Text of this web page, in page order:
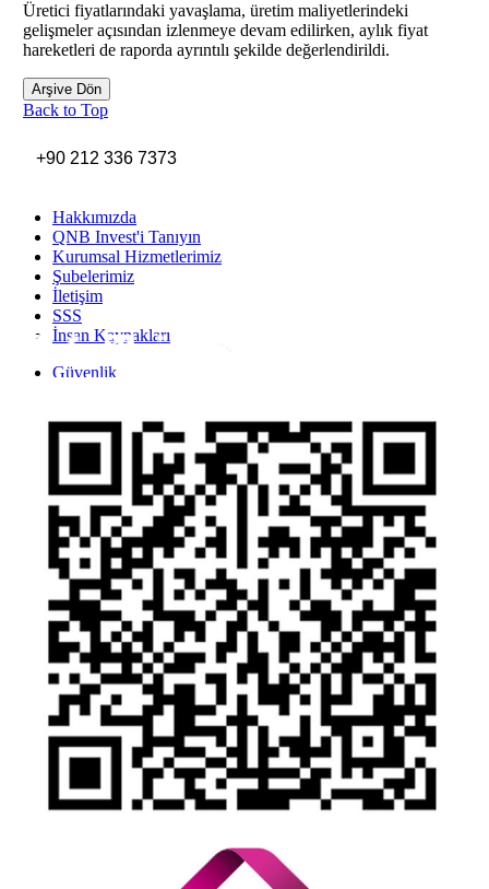
Üretici fiyatlarındaki yavaşlama, üretim maliyetlerindeki
gelişmeler açısından izlenmeye devam edilirken, aylık fiyat
hareketleri de raporda ayrıntılı şekilde değerlendirildi.
Arşive Dön
Back to Top
+90 212 336 7373
Hakkımızda
QNB Invest'i Tanıyın
Kurumsal Hizmetlerimiz
Şubelerimiz
İletişim
SSS
İnsan Kaynakları
Güvenlik
İhbar Formu
Yasal Duyurular
Bilgi Toplumu Hizmetleri
Kişisel Verilerin Korunması
YTM - Zamanaşımına Uğrayacak Emanet ve Alacaklar
Kamuyu Aydınlatma Esaslarına İlişkin Duyuru
Link